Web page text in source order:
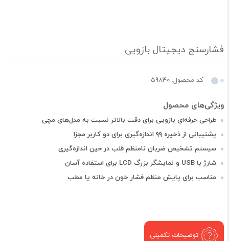
فشارسنج دیجیتال بازویی
کد محصول: 59840
طراحی حرفه‌ای بازویی برای دقت بالاتر نسبت به مدل‌های مچی
پشتیبانی از ذخیره ۹۹ اندازه‌گیری برای دو کاربر مجزا
سیستم تشخیص ضربان نامنظم قلب در حین اندازه‌گیری
شارژ با USB و نمایشگر بزرگ LCD برای استفاده آسان
مناسب برای پایش منظم فشار خون در خانه یا مطب
توضیحات تکمیلی